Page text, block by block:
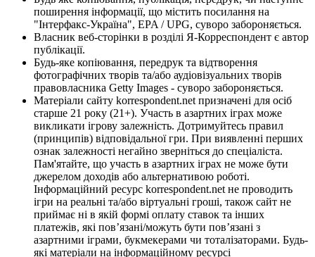
поширення інформації, що містить посилання на
"Інтерфакс-Україна", EPA / UPG, суворо забороняється.
Власник веб-сторінки в розділі Я-Корреспондент є автор
публікації.
Будь-яке копіювання, передрук та відтворення
фотографічних творів та/або аудіовізуальних творів
правовласника Getty Images - суворо забороняється.
Матеріали сайту korrespondent.net призначені для осіб
старше 21 року (21+). Участь в азартних іграх може
викликати ігрову залежність. Дотримуйтесь правил
(принципів) відповідальної гри. При виявленні перших
ознак залежності негайно зверніться до спеціаліста.
Пам'ятайте, що участь в азартних іграх не може бути
джерелом доходів або альтернативою роботі.
Інформаційний ресурс korrespondent.net не проводить
ігри на реальні та/або віртуальні гроші, також сайт не
приймає ні в якій формі оплату ставок та інших
платежів, які пов’язані/можуть бути пов’язані з
азартними іграми, букмекерами чи тоталізаторами. Будь-
які матеріали на інформаційному ресурсі